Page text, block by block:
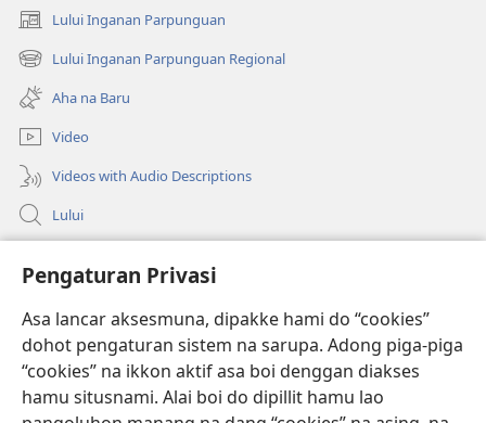
Pengaturan Privasi
Asa lancar aksesmuna, dipakke hami do “cookies”
dohot pengaturan sistem na sarupa. Adong piga-piga
“cookies” na ikkon aktif asa boi denggan diakses
hamu situsnami. Alai boi do dipillit hamu lao
Lului Inganan Parpunguan
(opens
new
window)
Lului Inganan Parpunguan Regional
(opens
new
window)
Aha na Baru
Video
Videos with Audio Descriptions
Lului
(opens
new
PERPUSTAKAAN ONLINE Joujou Paboahon™
(opens
new
JW Hub